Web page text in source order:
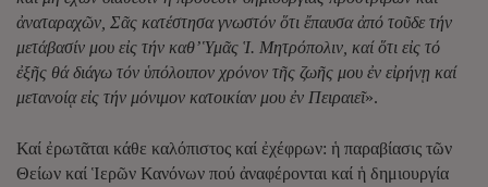
ἀναταραχῶν, Σᾶς κατέστησα γνωστόν ὅτι ἔπαυσα ἀπό τοῦδε τήν
μετάβασίν μου εἰς τήν καθ’ Ὑμᾶς Ἱ. Μητρόπολιν, καί ὅτι εἰς τό
ἐξῆς θά διάγω τόν ὑπόλοιπον χρόνον τῆς ζωῆς μου ἐν εἰρήνῃ καί
μετανοίᾳ εἰς τήν μόνιμον κατοικίαν μου ἐν Πειραιεῖ».
Καί ἐρωτᾶται κάθε καλόπιστος καί ἐχέφρων: ἡ παραβίασις τῶν
Θείων καί Ἱερῶν Κανόνων πού ἀναφέρονται καί ἡ δημιουργία